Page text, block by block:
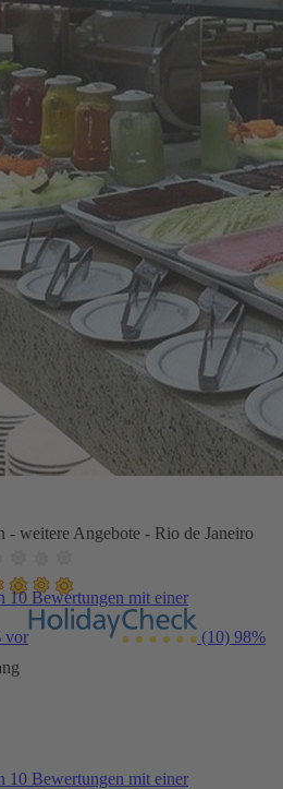
- weitere Angebote - Rio de Janeiro
10 Bewertungen mit einer
vor (10) 98%
10 Bewertungen mit einer